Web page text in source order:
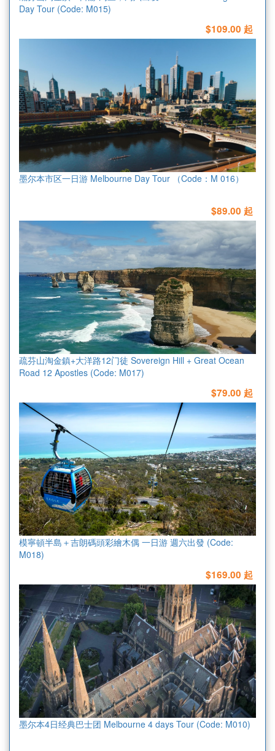
Day Tour (Code: M015)
$109.00 起
墨尔本市区一日游 Melbourne Day Tour （Code：M 016）
$89.00 起
疏芬山淘金鎮+大洋路12门徒 Sovereign Hill + Great Ocean
Road 12 Apostles (Code: M017)
$79.00 起
模寧頓半島＋吉朗碼頭彩繪木偶 一日游 週六出發 (Code:
M018)
$169.00 起
墨尔本4日经典巴士团 Melbourne 4 days Tour (Code: M010)